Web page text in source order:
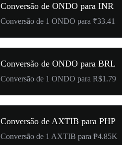
Conversão de ONDO para INR
Conversão de 1 ONDO para ₹33.41
Conversão de ONDO para BRL
Conversão de 1 ONDO para R$1.79
Conversão de AXTIB para PHP
Conversão de 1 AXTIB para ₱4.85K